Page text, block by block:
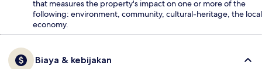
that measures the property's impact on one or more of the
following: environment, community, cultural-heritage, the local
economy.
Biaya & kebijakan